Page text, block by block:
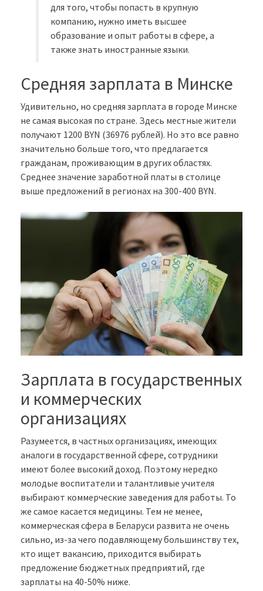
для того, чтобы попасть в крупную
компанию, нужно иметь высшее
образование и опыт работы в сфере, а
также знать иностранные языки.
Средняя зарплата в Минске
Удивительно, но средняя зарплата в городе Минске
не самая высокая по стране. Здесь местные жители
получают 1200 BYN (36976 рублей). Но это все равно
значительно больше того, что предлагается
гражданам, проживающим в других областях.
Среднее значение заработной платы в столице
выше предложений в регионах на 300-400 BYN.
Зарплата в государственных
и коммерческих
организациях
Разумеется, в частных организациях, имеющих
аналоги в государственной сфере, сотрудники
имеют более высокий доход. Поэтому нередко
молодые воспитатели и талантливые учителя
выбирают коммерческие заведения для работы. То
же самое касается медицины. Тем не менее,
коммерческая сфера в Беларуси развита не очень
сильно, из-за чего подавляющему большинству тех,
кто ищет вакансию, приходится выбирать
предложение бюджетных предприятий, где
зарплаты на 40-50% ниже.